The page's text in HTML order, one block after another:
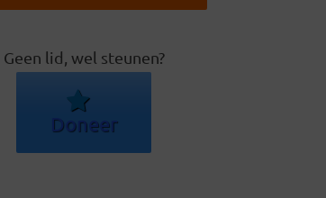
Geen lid, wel steunen?
Doneer